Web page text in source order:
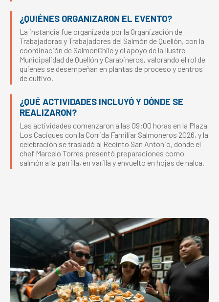
¿QUIÉNES ORGANIZARON EL EVENTO?
La instancia fue organizada por la Organización de
Trabajadoras y Trabajadores del Salmón de Quellón, con la
coordinación de SalmonChile y el apoyo de la Ilustre
Municipalidad de Quellón y Carabineros, valorando el rol de
quienes se desempeñan en plantas de proceso y centros
de cultivo.
¿QUÉ ACTIVIDADES INCLUYÓ Y DÓNDE SE
REALIZARON?
Las actividades comenzaron a las 09:00 horas en la Plaza
Los Caciques con la Corrida Familiar Salmoneros 2026, y la
celebración se trasladó al Recinto San Antonio, donde el
chef Marcelo Torres presentó preparaciones como
salmón a la parrilla, en varilla y envuelto en hojas de nalca.